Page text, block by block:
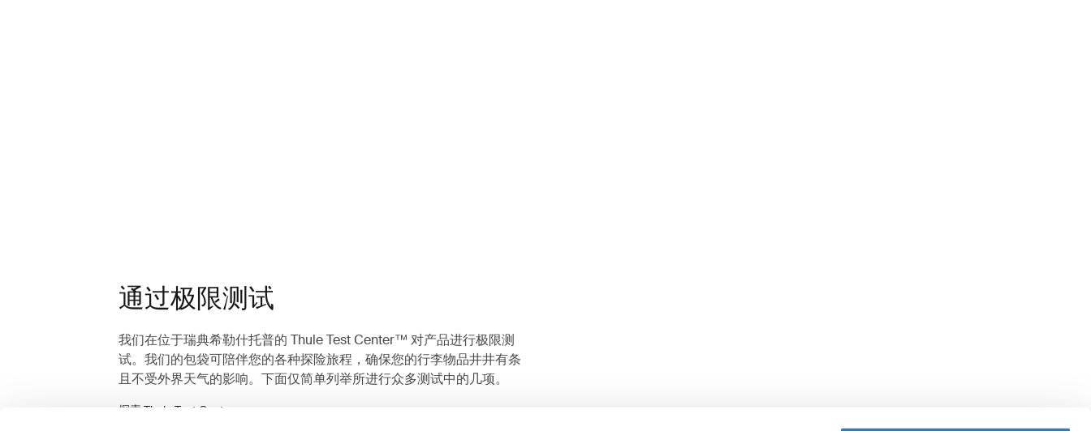
通过极限测试
我们在位于瑞典希勒什托普的 Thule Test Center™ 对产品进行极限测
试。我们的包袋可陪伴您的各种探险旅程，确保您的行李物品井井有条
且不受外界天气的影响。下面仅简单列举所进行众多测试中的几项。
探索 Thule Test Center